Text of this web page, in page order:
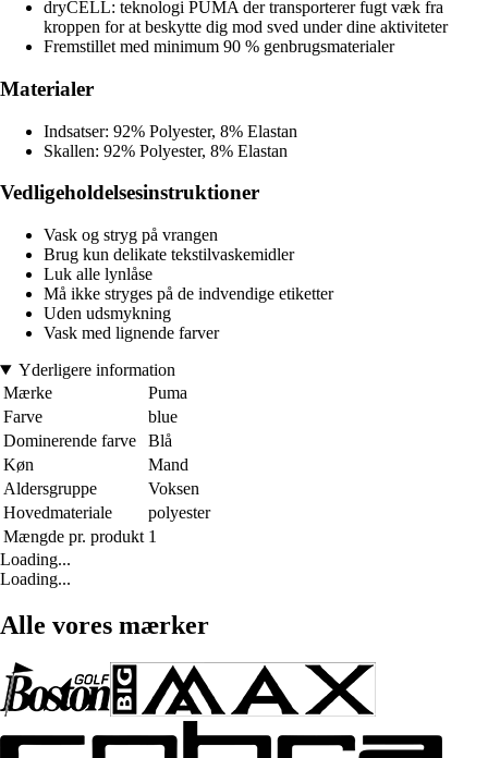
dryCELL: teknologi PUMA der transporterer fugt væk fra
kroppen for at beskytte dig mod sved under dine aktiviteter
Fremstillet med minimum 90 % genbrugsmaterialer
Materialer
Indsatser: 92% Polyester, 8% Elastan
Skallen: 92% Polyester, 8% Elastan
Vedligeholdelsesinstruktioner
Vask og stryg på vrangen
Brug kun delikate tekstilvaskemidler
Luk alle lynlåse
Må ikke stryges på de indvendige etiketter
Uden udsmykning
Vask med lignende farver
Yderligere information
Mærke
Puma
Farve
blue
Dominerende farve
Blå
Køn
Mand
Aldersgruppe
Voksen
Hovedmateriale
polyester
Mængde pr. produkt 1
Loading...
Loading...
Alle vores mærker